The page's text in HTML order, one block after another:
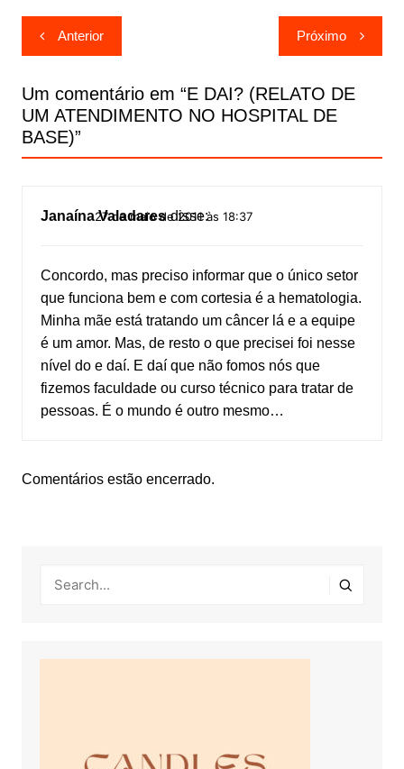
Navegação
de
Post
Anterior Próximo
Um comentário em “E DAI? (RELATO DE
UM ATENDIMENT​O NO HOSPITAL DE
BASE)”
Janaína Valadares disse:
27 de maio de 2011 às 18:37
Concordo, mas preciso informar que o único setor
que funciona bem e com cortesia é a hematologia.
Minha mãe está tratando um câncer lá e a equipe
é um amor. Mas, de resto o que precisei foi nesse
nível do e daí. E daí que não fomos nós que
fizemos faculdade ou curso técnico para tratar de
pessoas. É o mundo é outro mesmo…
Comentários estão encerrado.